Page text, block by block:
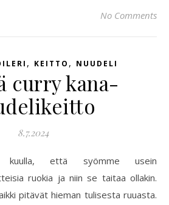
No Comments
, KEITTO , NUUDELI
curry kana-
8.7.2024
että syömme usein
ruokia ja niin se taitaa ollakin.
pitävät hieman tulisesta ruuasta.